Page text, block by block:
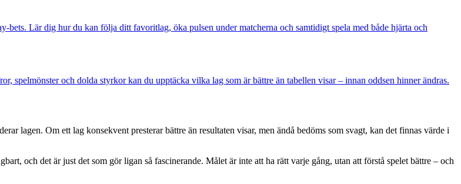
bets. Lär dig hur du kan följa ditt favoritlag, öka pulsen under matcherna och samtidigt spela med både hjärta och
spelmönster och dolda styrkor kan du upptäcka vilka lag som är bättre än tabellen visar – innan oddsen hinner ändras.
lagen. Om ett lag konsekvent presterar bättre än resultaten visar, men ändå bedöms som svagt, kan det finnas värde i
och det är just det som gör ligan så fascinerande. Målet är inte att ha rätt varje gång, utan att förstå spelet bättre – och